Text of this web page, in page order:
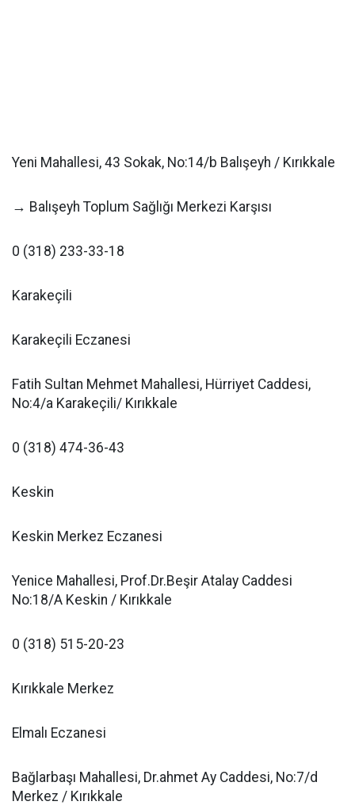
Yeni Mahallesi, 43 Sokak, No:14/b Balışeyh / Kırıkkale
→ Balışeyh Toplum Sağlığı Merkezi Karşısı
0 (318) 233-33-18
Karakeçili
Karakeçili Eczanesi
Fatih Sultan Mehmet Mahallesi, Hürriyet Caddesi,
No:4/a Karakeçili/ Kırıkkale
0 (318) 474-36-43
Keskin
Keskin Merkez Eczanesi
Yenice Mahallesi, Prof.Dr.Beşir Atalay Caddesi
No:18/A Keskin / Kırıkkale
0 (318) 515-20-23
Kırıkkale Merkez
Elmalı Eczanesi
Bağlarbaşı Mahallesi, Dr.ahmet Ay Caddesi, No:7/d
Merkez / Kırıkkale